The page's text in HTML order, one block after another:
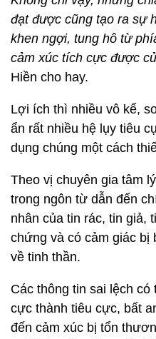
đạt được cũng tạo ra sự
khen ngợi, tung hô từ
cảm xúc tích cực được
Hiền cho hay.
Lợi ích thì nhiều vô kể,
ẩn rất nhiều hệ lụy tiêu
dụng chúng một cách
Theo vị chuyên gia tâm
trong ngôn từ dẫn đến
nhân của tin rác, tin giả,
chứng và có cảm giác
về tinh thần.
Các thông tin sai lệch
cực thành tiêu cực, bất
đến cảm xúc bị tổn